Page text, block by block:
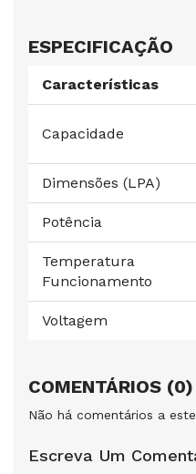
ESPECIFICAÇÃO
Características
Capacidade
Dimensões (LPA)
Potência
Temperatura
Funcionamento
Voltagem
COMENTÁRIOS (0)
Não há comentários a
Escreva Um